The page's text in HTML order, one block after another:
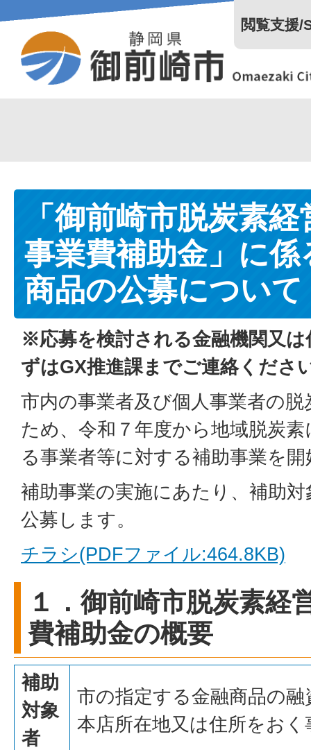
閲覧支援
「御前崎市脱炭素
事業費補助金」に係
商品の公募について
※応募を検討される金融機関又は
ずはGX推進課までご連絡くださ
市内の事業者及び個人事業者の
ため、令和７年度から地域脱炭
る事業者等に対する補助事業を
補助事業の実施にあたり、補助
公募します。
チラシ(PDFファイル:464.8KB)
１．御前崎市脱炭素経
費補助金の概要
補助
対象
者
市の指定する金融商品の
本店所在地又は住所をお